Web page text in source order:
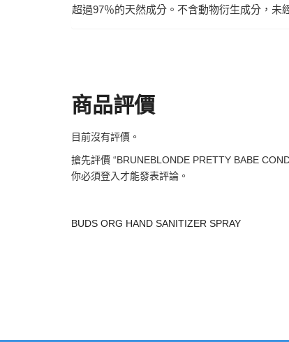
超過97％的天然成分。不含動物衍生成分，未
商品評價
目前沒有評價。
搶先評價 “BRUNEBLONDE PRETTY BABE
你必須登入 才能發表評論。
BUDS ORG HAND SANITIZER SPRAY